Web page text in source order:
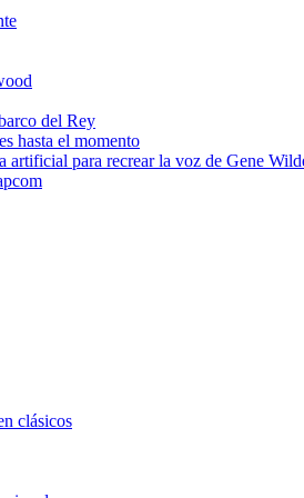
del Rey
hasta el momento
artificial para recrear la voz de Gene
clásicos